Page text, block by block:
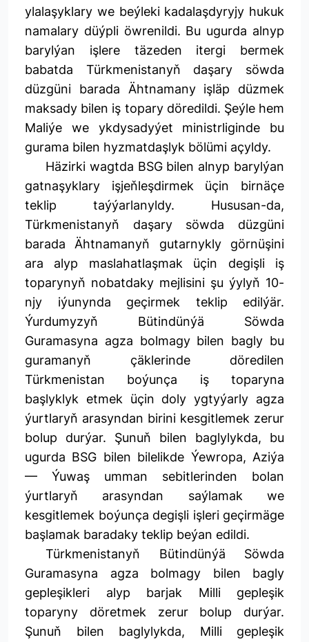
ylalaşyklary we beýleki kadalaşdyryjy hukuk
namalary düýpli öwrenildi. Bu ugurda alnyp
barylýan işlere täzeden itergi bermek
babatda Türkmenistanyň daşary söwda
düzgüni barada Ähtnamany işläp düzmek
maksady bilen iş topary döredildi. Şeýle hem
Maliýe we ykdysadyýet ministrliginde bu
gurama bilen hyzmatdaşlyk bölümi açyldy.
Häzirki wagtda BSG bilen alnyp barylýan
gatnaşyklary işjeňleşdirmek üçin birnäçe
teklip taýýarlanyldy. Hususan-da,
Türkmenistanyň daşary söwda düzgüni
barada Ähtnamanyň gutarnykly görnüşini
ara alyp maslahatlaşmak üçin degişli iş
toparynyň nobatdaky mejlisini şu ýylyň 10-
njy iýunynda geçirmek teklip edilýär.
Ýurdumyzyň Bütindünýä Söwda
Guramasyna agza bolmagy bilen bagly bu
guramanyň çäklerinde döredilen
Türkmenistan boýunça iş toparyna
başlyklyk etmek üçin doly ygtyýarly agza
ýurtlaryň arasyndan birini kesgitlemek zerur
bolup durýar. Şunuň bilen baglylykda, bu
ugurda BSG bilen bilelikde Ýewropa, Aziýa
— Ýuwaş umman sebitlerinden bolan
ýurtlaryň arasyndan saýlamak we
kesgitlemek boýunça degişli işleri geçirmäge
başlamak baradaky teklip beýan edildi.
Türkmenistanyň Bütindünýä Söwda
Guramasyna agza bolmagy bilen bagly
gepleşikleri alyp barjak Milli gepleşik
toparyny döretmek zerur bolup durýar.
Şunuň bilen baglylykda, Milli gepleşik